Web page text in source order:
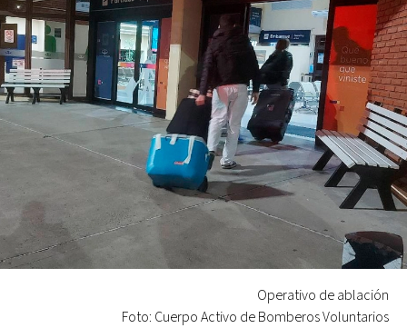
Operativo de ablación
Foto: Cuerpo Activo de Bomberos Voluntarios